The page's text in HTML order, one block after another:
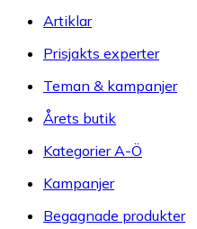
Artiklar
Prisjakts experter
Teman & kampanjer
Årets butik
Kategorier A-Ö
Kampanjer
Begagnade produkter